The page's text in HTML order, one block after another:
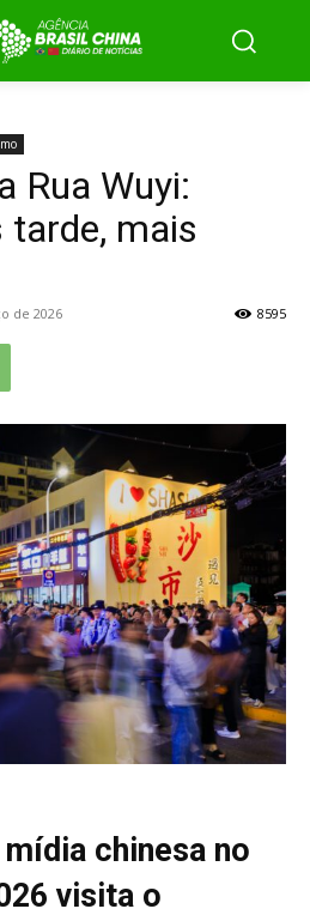
Rua Wuyi:
mais
de 2026 8595
chinesa no
visita o